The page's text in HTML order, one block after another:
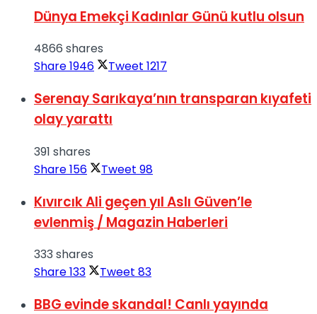
Dünya Emekçi Kadınlar Günü kutlu olsun
4866 shares
Share1946 Tweet 1217
Serenay Sarıkaya’nın transparan kıyafeti
olay yarattı
391 shares
Share156 Tweet 98
Kıvırcık Ali geçen yıl Aslı Güven’le
evlenmiş / Magazin Haberleri
333 shares
Share133 Tweet 83
BBG evinde skandal! Canlı yayında